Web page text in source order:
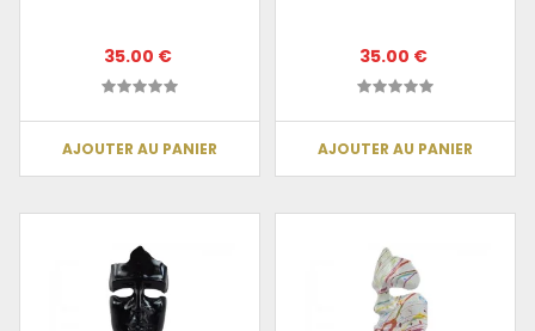
35.00 €
AJOUTER AU PANIER
35.00 €
AJOUTER AU PANIER